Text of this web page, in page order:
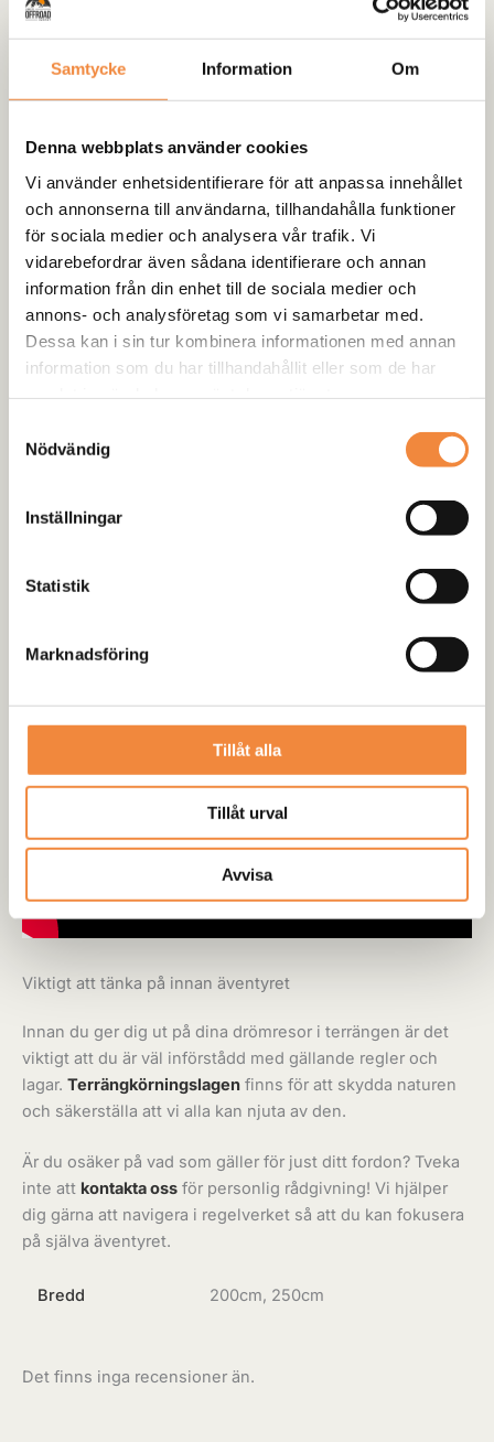
Samtycke Information Om
Denna webbplats använder cookies
Vi använder enhetsidentifierare för att anpassa innehållet
och annonserna till användarna, tillhandahålla funktioner
för sociala medier och analysera vår trafik. Vi
vidarebefordrar även sådana identifierare och annan
information från din enhet till de sociala medier och
annons- och analysföretag som vi samarbetar med.
Dessa kan i sin tur kombinera informationen med annan
information som du har tillhandahållit eller som de har
Nödvändig
Inställningar
Statistik
Marknadsföring
Tillåt alla
Tillåt urval
Avvisa
campar i tuffa miljöer, erbjuder denna markis maximal
monteringssystem
gör den dessutom kompatibel med de
Huvudfunktioner:
270° täckning x 200cm/250cm: Ger maximalt
användbart utrymme.
Vattentätt och UV-resistent tyg: Tillverkat av
högkvalitativt 420D Oxford med en vattenpelare på
3000 mm.
Kompatibel med de flesta fordon: Enkel att montera på
takräcken och rails.
Smidig förvaring: Kompakt design för enkel transport.
road-turer och campingäventyr.
Med den här markisen är du alltid redo för nästa äventyr,
med en trygg och bekväm plats att samlas på, oavsett var
Viktigt att tänka på innan äventyret
Innan du ger dig ut på dina drömresor i terrängen är det
viktigt att du är väl införstådd med gällande regler och
lagar. Terrängkörningslagen finns för att skydda naturen
och säkerställa att vi alla kan njuta av den.
Är du osäker på vad som gäller för just ditt fordon? Tveka
inte att kontakta oss för personlig rådgivning! Vi hjälper
dig gärna att navigera i regelverket så att du kan fokusera
på själva äventyret.
Bredd 200cm, 250cm
Det finns inga recensioner än.